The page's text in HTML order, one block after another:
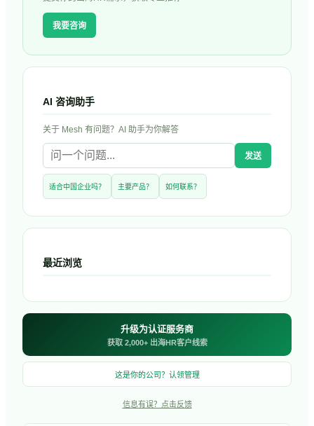
我要咨询
AI 咨询助手
关于 Mesh 有问题？AI 助手为你解答
发送
适合中国企业吗？ 主要产品？ 如何联系？
最近浏览
升级为认证服务商
获取 2,000+ 出海HR客户线索
这是你的公司？认领管理
信息有误？点击反馈